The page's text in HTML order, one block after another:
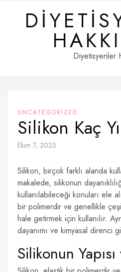
Diyetisyenler
UNCATEGORIZED
Silikon Kaç
Ekim 7, 2023
Silikon, birçok farklı alanda
makalede, silikonun
kullanılabileceği konuları ele
bir polimerdir ve genellikle
hale getirmek için kullanılır.
dayanımı ve kimyasal direnci
Silikonun